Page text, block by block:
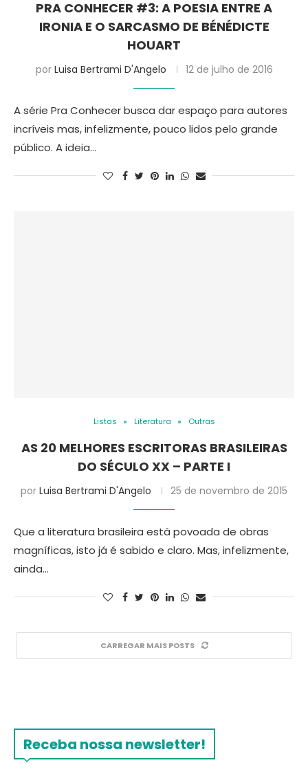
PRA CONHECER #3: A POESIA ENTRE A
IRONIA E O SARCASMO DE BÉNÉDICTE
HOUART
por Luisa Bertrami D'Angelo 12 de julho de 2016
A série Pra Conhecer busca dar espaço para autores
incríveis mas, infelizmente, pouco lidos pelo grande
público. A ideia…
Listas Literatura Outras
AS 20 MELHORES ESCRITORAS BRASILEIRAS
DO SÉCULO XX – PARTE I
por Luisa Bertrami D'Angelo 25 de novembro de 2015
Que a literatura brasileira está povoada de obras
magníficas, isto já é sabido e claro. Mas, infelizmente,
ainda…
CARREGAR MAIS POSTS
Receba nossa newsletter!